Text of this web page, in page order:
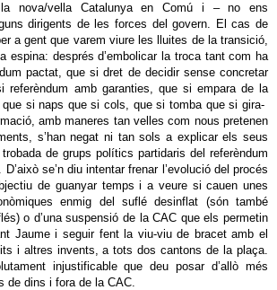
nova/vella Catalunya en Comú i – no ens
dirigents de les forces del govern. El cas de
a gent que varem viure les lluites de la transició,
espina: després d’embolicar la troca tant com ha
pactat, que si dret de decidir sense concretar
referèndum amb garanties, que si empara de la
si naps que si cols, que si tomba que si gira-
amb maneres tan velles com nous pretenen
s’han negat ni tan sols a explicar els seus
de grups polítics partidaris del referèndum
se’n diu intentar frenar l’evolució del procés
de guanyar temps i a veure si cauen unes
enmig del suflé desinflat (són també
o d’una suspensió de la CAC que els permetin
Jaume i seguir fent la viu-viu de bracet amb el
i altres invents, a tots dos cantons de la plaça.
injustificable que deu posar d’allò més
de dins i fora de la CAC.